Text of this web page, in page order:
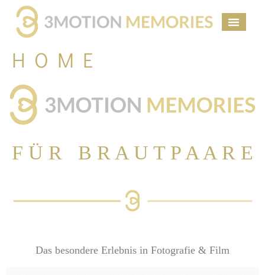
HOME
F Ü R B R A U T P A A R E
Das besondere Erlebnis in Fotografie & Film